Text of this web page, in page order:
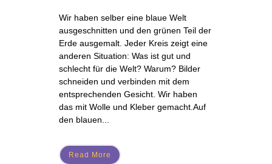
Wir haben selber eine blaue Welt
ausgeschnitten und den grünen Teil der
Erde ausgemalt. Jeder Kreis zeigt eine
anderen Situation: Was ist gut und
schlecht für die Welt? Warum? Bilder
schneiden und verbinden mit dem
entsprechenden Gesicht. Wir haben
das mit Wolle und Kleber gemacht.Auf
den blauen...
Read More